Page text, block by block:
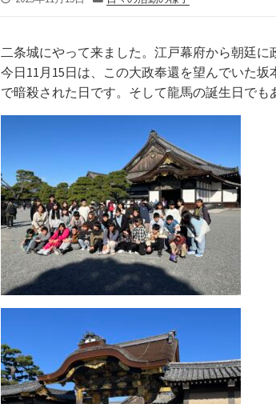
リ
ー
二条城にやって来ました。江戸幕府から朝廷
今日11月15日は、この大政奉還を望んでいた
で暗殺された日です。そして龍馬の誕生日でも